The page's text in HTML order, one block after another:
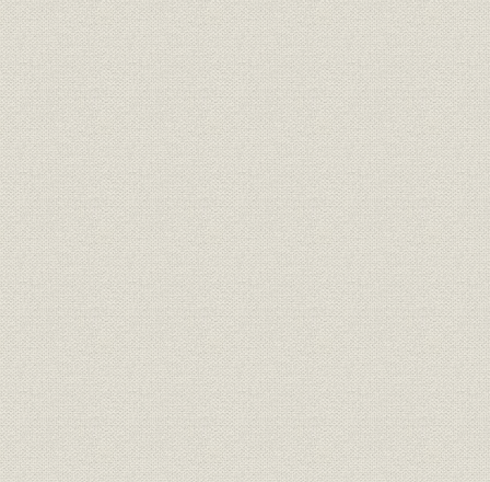
商品;経営
「改正種類」の保険証券(明治37
年)と生命保険契約案内
明治37年
営業;関係会社 年度末代理店数の推移
明治33年
年度(1926
広告宣伝
「普通養老保険案内」「特別養
老保険案内」
[大正4年
売上 主な収入
明治27年
年度(1926
資産 資産内訳
明治27年
年度(1926
資産;業界 資産規模の比較
大正2年度
度(1926年